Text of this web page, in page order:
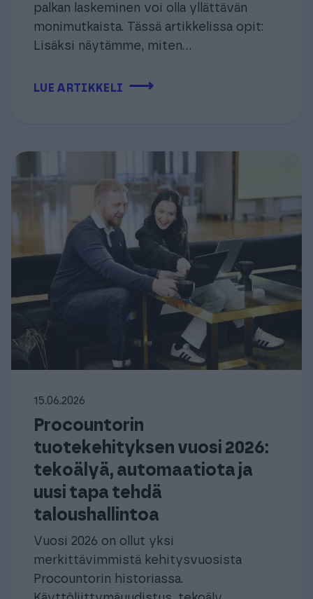
palkan laskeminen voi olla yllättävän
monimutkaista. Tässä artikkelissa opit:
Lisäksi näytämme, miten...
LUE ARTIKKELI ⟶
15.06.2026
Procountorin
tuotekehityksen vuosi 2026:
tekoälyä, automaatiota ja
uusi tapa tehdä
taloushallintoa
Vuosi 2026 on ollut yksi
merkittävimmistä kehitysvuosista
Procountorin historiassa.